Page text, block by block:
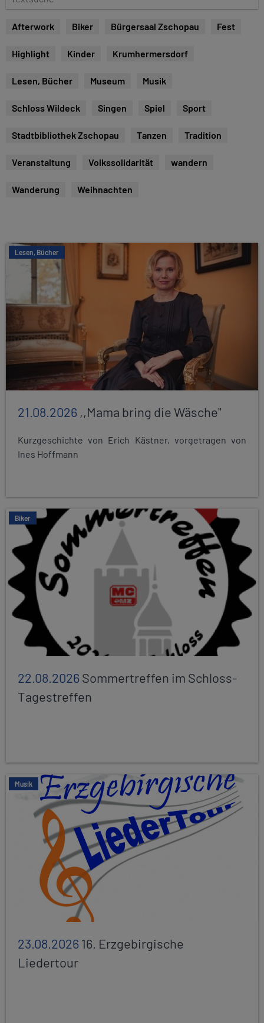
e
Afterwork Biker Bürgersaal Zschopau Fest
Highlight Kinder Krumhermersdorf
Lesen, Bücher Museum Musik
Schloss Wildeck Singen Spiel Sport
Stadtbibliothek Zschopau Tanzen Tradition
Veranstaltung Volkssolidarität wandern
Wanderung Weihnachten
Lesen, Bücher
21.08.2026 ,,Mama bring die Wäsche"
Kurzgeschichte von Erich Kästner, vorgetragen von
Ines Hoffmann
Biker
22.08.2026Sommertreffen im Schloss-
Tagestreffen
Musik
23.08.202616. Erzgebirgische
Liedertour